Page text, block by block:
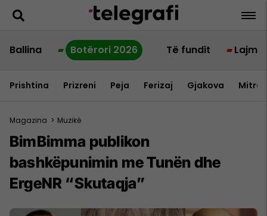
Ballina Botërori 2026 Të fundit Lajme
Prishtina Prizreni Peja Ferizaj Gjakova
Magazina > Muzikë
BimBimma publikon
bashkëpunimin me Tunën dhe
ErgeNR “Skutaqja”